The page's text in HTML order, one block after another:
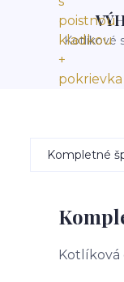
Kotlíkové
Kompletné
Kotlíková